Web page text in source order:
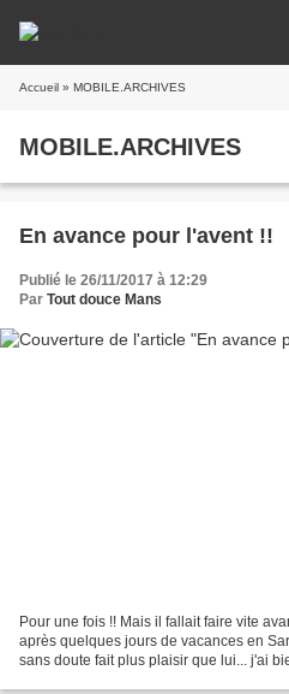
Accueil » MOBILE.ARCHIVES
MOBILE.ARCHIVES
En avance pour l'avent !!
Publié le 26/11/2017 à 12:29
Par Tout douce Mans
Pour une fois !! Mais il fallait faire vite
après quelques jours de vacances en
sans doute fait plus plaisir que lui... j'ai